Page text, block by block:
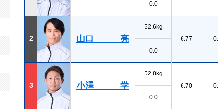
0.0
2 山口 亮
52.6kg
6.77
-
0.0
3 小澤 学
52.8kg
6.70
-
0.0